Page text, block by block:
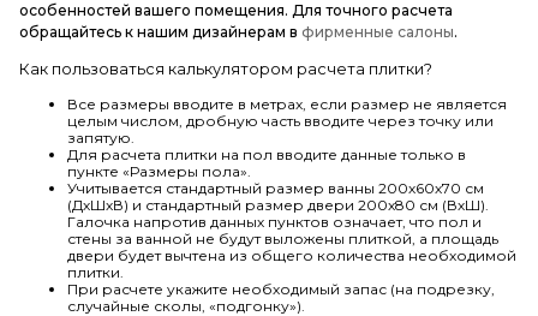
особенностей вашего помещения. Для точного расчета
обращайтесь к нашим дизайнерам в фирменные салоны.
Как пользоваться калькулятором расчета плитки?
Все размеры вводите в метрах, если размер не является
целым числом, дробную часть вводите через точку или
запятую.
Для расчета плитки на пол вводите данные только в
пункте «Размеры пола».
Учитывается стандартный размер ванны 200х60х70 см
(ДхШхВ) и стандартный размер двери 200х80 см (ВхШ).
Галочка напротив данных пунктов означает, что пол и
стены за ванной не будут выложены плиткой, а площадь
двери будет вычтена из общего количества необходимой
плитки.
При расчете укажите необходимый запас (на подрезку,
случайные сколы, «подгонку»).